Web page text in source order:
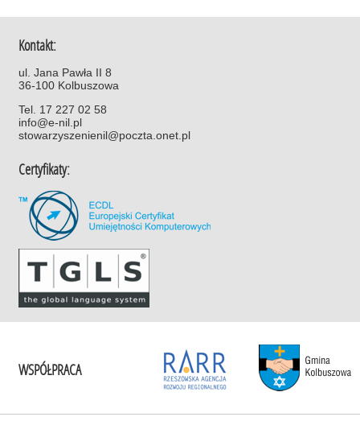
Kontakt:
ul. Jana Pawła II 8
36-100 Kolbuszowa
Tel. 17 227 02 58
info@e-nil.pl
stowarzyszenienil@poczta.onet.pl
Certyfikaty:
WSPÓŁPRACA